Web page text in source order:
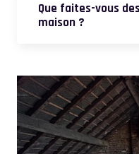
Que faites-vous
maison ?